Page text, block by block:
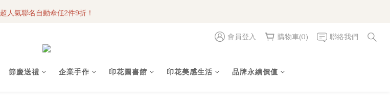
3C科技好物｜任選2件95折！
超人氣聯名自動傘任2件9折！
會員登入 購物車(0) 聯絡我們
節慶送禮 企業手作 印花圖書館 印花美感生活 品牌永續價值